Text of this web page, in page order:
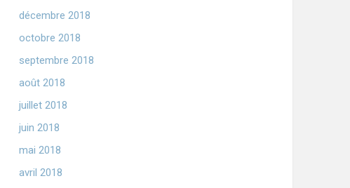
décembre 2018
octobre 2018
septembre 2018
août 2018
juillet 2018
juin 2018
mai 2018
avril 2018